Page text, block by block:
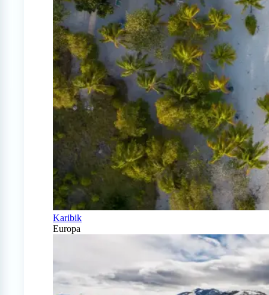
Karibik
Europa